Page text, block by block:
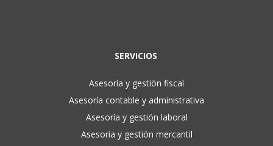
SERVICIOS
Asesoría y gestión fiscal
Asesoría contable y administrativa
Asesoría y gestión laboral
Asesoría y gestión mercantil